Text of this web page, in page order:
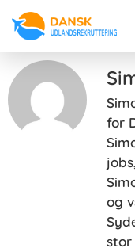
for
og
stor